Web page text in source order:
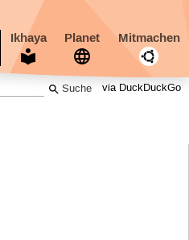
Ikhaya Planet Mitmachen
via DuckDuckGo